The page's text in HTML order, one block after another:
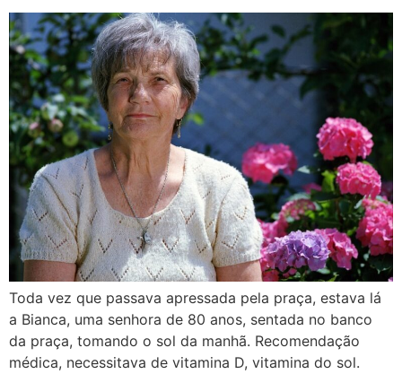
Toda vez que passava apressada pela praça, estava lá
a Bianca, uma senhora de 80 anos, sentada no banco
da praça, tomando o sol da manhã. Recomendação
médica, necessitava de vitamina D, vitamina do sol.